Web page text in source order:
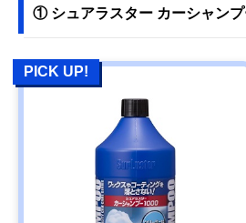
Amazonで見る
【プロおすすめ】
ペルシード ドロッ
プシャンプー（撥
水コーティングカ
① シュアラスター カーシャン
PICK UP!